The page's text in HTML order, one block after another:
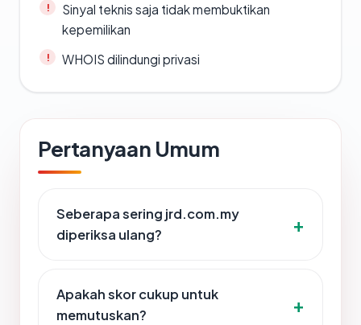
Sinyal teknis saja tidak membuktikan
kepemilikan
WHOIS dilindungi privasi
Pertanyaan Umum
Seberapa sering jrd.com.my
diperiksa ulang?
Apakah skor cukup untuk
memutuskan?